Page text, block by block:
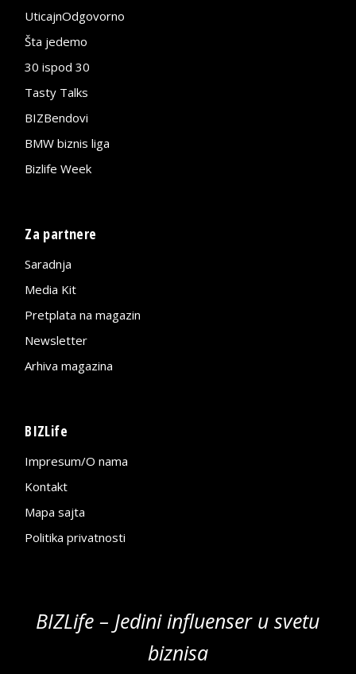
UticajnOdgovorno
Šta jedemo
30 ispod 30
Tasty Talks
BIZBendovi
BMW biznis liga
Bizlife Week
Za partnere
Saradnja
Media Kit
Pretplata na magazin
Newsletter
Arhiva magazina
BIZLife
Impresum/O nama
Kontakt
Mapa sajta
Politika privatnosti
BIZLife – Jedini influenser u svetu
biznisa